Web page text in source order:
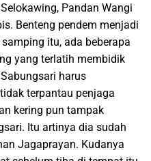
Pandan Wangi
Benteng pendem menjadi
itu, ada beberapa
yang terlatih membidik
harus
terpantau penjaga
kering pun tampak
Itu artinya dia sudah
Jagaprayan. Kudanya